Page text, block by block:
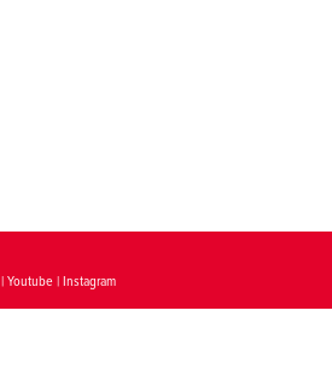
Youtube| Instagram